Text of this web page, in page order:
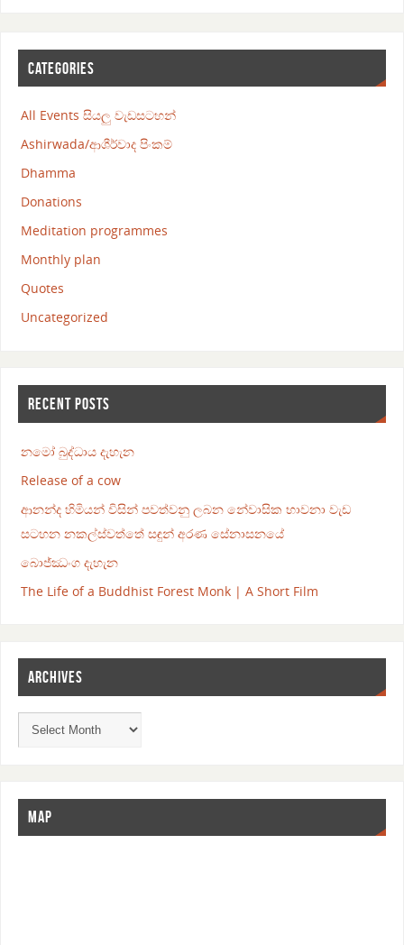
CATEGORIES
All Events සියලු වැඩසටහන්
Ashirwada/ආශීර්වාද පිංකම්
Dhamma
Donations
Meditation programmes
Monthly plan
Quotes
Uncategorized
RECENT POSTS
නමෝ බුද්ධාය දැහැන
Release of a cow
ආනන්ද හිමියන් විසින් පවත්වනු ලබන නේවාසික භාවනා වැඩ
සටහන නකල්ස්වත්තේ සඳුන් අරණ සේනාසනයේ
බොජ්ඣංග දැහැන
The Life of a Buddhist Forest Monk | A Short Film
ARCHIVES
MAP